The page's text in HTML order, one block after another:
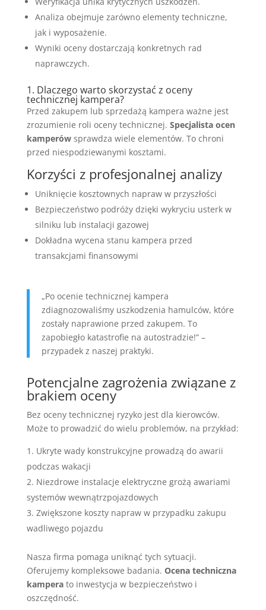
Analiza obejmuje zarówno elementy techniczne,
jak i wyposażenie.
Wyniki oceny dostarczają konkretnych rad
naprawczych.
1. Dlaczego warto skorzystać z oceny
technicznej kampera?
Przed zakupem lub sprzedażą kampera ważne jest
zrozumienie roli oceny technicznej. Specjalista ocen
kamperówsprawdza wiele elementów. To chroni
przed niespodziewanymi kosztami.
Korzyści z profesjonalnej analizy
Uniknięcie kosztownych napraw w przyszłości
Bezpieczeństwo podróży dzięki wykryciu usterk w
silniku lub instalacji gazowej
Dokładna wycena stanu kampera przed
transakcjami finansowymi
„Po ocenie technicznej kampera
zdiagnozowaliśmy uszkodzenia hamulców, które
zostały naprawione przed zakupem. To
zapobiegło katastrofie na autostradzie!” –
przypadek z naszej praktyki.
Potencjalne zagrożenia związane z
brakiem oceny
Bez oceny technicznej ryzyko jest dla kierowców.
Może to prowadzić do wielu problemów, na przykład:
Ukryte wady konstrukcyjne prowadzą do awarii
podczas wakacji
Niezdrowe instalacje elektryczne grożą awariami
systemów wewnątrzpojazdowych
Zwiększone koszty napraw w przypadku zakupu
wadliwego pojazdu
Nasza firma pomaga uniknąć tych sytuacji.
Oferujemy kompleksowe badania. Ocena techniczna
kamperato inwestycja w bezpieczeństwo i
oszczędność.